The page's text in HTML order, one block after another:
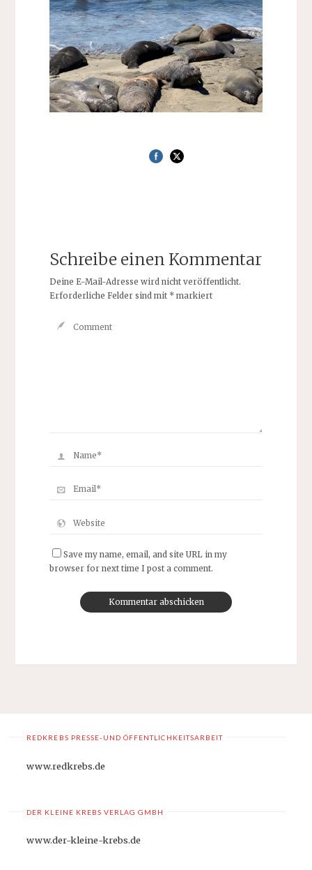
Schreibe einen Kommentar
Deine E-Mail-Adresse wird nicht veröffentlicht.
Erforderliche Felder sind mit *markiert
Save my name, email, and site URL in my
browser for next time I post a comment.
REDKREBS PRESSE-UND ÖFFENTLICHKEITSARBEIT
www.redkrebs.de
DER KLEINE KREBS VERLAG GMBH
www.der-kleine-krebs.de